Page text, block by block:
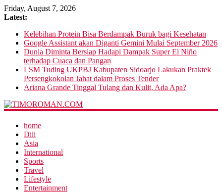
Friday, August 7, 2026
Latest:
Kelebihan Protein Bisa Berdampak Buruk bagi Kesehatan
Google Assistant akan Diganti Gemini Mulai September 2026
Dunia Diminta Bersiap Hadapi Dampak Super El Niño
terhadap Cuaca dan Pangan
LSM Tuding UKPBJ Kabupaten Sidoarjo Lakukan Praktek
Persengkokolan Jahat dalam Proses Tender
Ariana Grande Tinggal Tulang dan Kulit, Ada Apa?
home
Dili
Asia
International
Sports
Travel
Lifestyle
Entertainment